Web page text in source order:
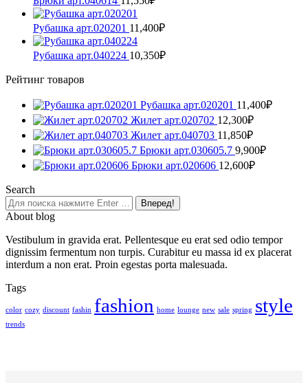
можно
выбрать
на
странице
товара.
вариаций.
Опции
можно
выбрать
на
товара.
имеет
несколько
вариаций.
Опции
можно
на
странице
товара.
Этот
товар
имеет
несколько
вариаций.
можно
выбрать
на
странице
товара.
Рубашка арт.020201 11,400₽
Этот
товар
имеет
несколько
Опции
можно
выбрать
на
странице
товара.
Рубашка арт.040224 10,350₽
товар
несколько
вариаций.
Опции
можно
выбрать
на
товара.
Рейтинг товаров
Рубашка арт.020201 11,400₽
Жилет арт.020702 12,300₽
Жилет арт.040703 11,850₽
Брюки арт.030605.7 9,900₽
Брюки арт.020606 12,600₽
Search
Поиск:
About blog
Vestibulum in gravida erat. Pellentesque eu erat sed odio tempor
dignissim fermentum non turpis. Curabitur eu massa id ex placerat
interdum a non erat. Proin egestas porta malesuada.
Tags
color cozy discount fashin fashion home lounge new sale spring style
trends